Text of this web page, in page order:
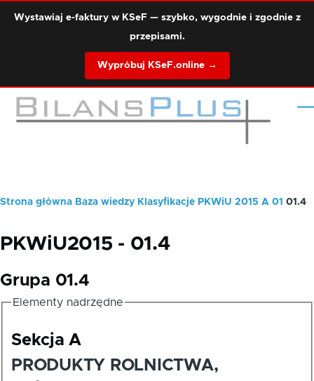
Wystawiaj e-faktury w KSeF — szybko, wygodnie i zgodnie z
przepisami.
Wypróbuj KSeF.online →
Ścieżka
nawigacyjna
Strona główna Baza wiedzy Klasyfikacje PKWiU 2015 A 01 01.4
PKWiU2015 - 01.4
Grupa 01.4
Elementy nadrzędne
Sekcja A
PRODUKTY ROLNICTWA,